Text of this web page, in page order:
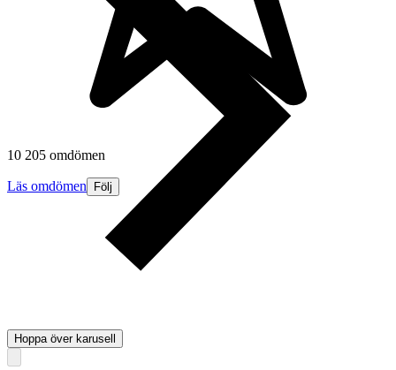
10 205 omdömen
Läs omdömen Följ
Hoppa över karusell